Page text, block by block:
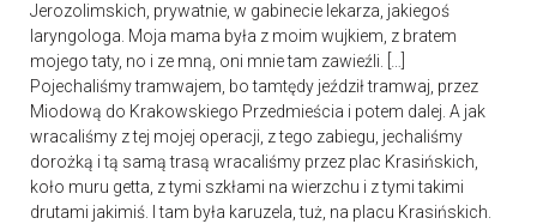
Jerozolimskich, prywatnie, w gabinecie lekarza, jakiegoś
laryngologa. Moja mama była z moim wujkiem, z bratem
mojego taty, no i ze mną, oni mnie tam zawieźli. […]
Pojechaliśmy tramwajem, bo tamtędy jeździł tramwaj, przez
Miodową do Krakowskiego Przedmieścia i potem dalej. A jak
wracaliśmy z tej mojej operacji, z tego zabiegu, jechaliśmy
dorożką i tą samą trasą wracaliśmy przez plac Krasińskich,
koło muru getta, z tymi szkłami na wierzchu i z tymi takimi
drutami jakimiś. I tam była karuzela, tuż, na placu Krasińskich.